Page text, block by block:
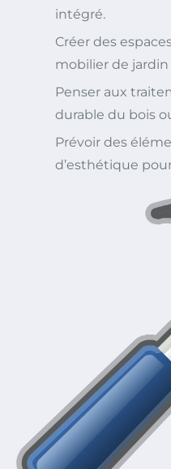
intégré.
Créer des
mobilier de
Penser aux
durable du bois
Prévoir des
d’esthétique